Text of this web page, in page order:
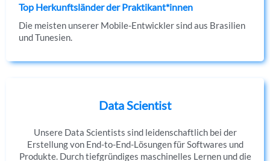
Top Herkunftsländer der Praktikant*innen
Die meisten unserer Mobile-Entwickler sind aus Brasilien
und Tunesien.
Data Scientist
Unsere Data Scientists sind leidenschaftlich bei der
Erstellung von End-to-End-Lösungen für Softwares und
Produkte. Durch tiefgründiges maschinelles Lernen und die